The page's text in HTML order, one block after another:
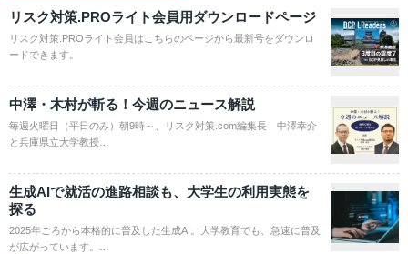
リスク対策.PROライト会員用ダウンロードページ
リスク対策.PROライト会員はこちらのページから最新号をダウンロ
ードできます。
中澤・木村が斬る！今週のニュース解説
毎週火曜日（平日のみ）朝9時～、リスク対策.com編集長 中澤幸介
と兵庫県立大学教授…
生成AIで就活の進路相談も、大学生の利用実態を
探る
2025年ごろから本格的に普及した生成AI。大学教育でも、急速に普及
が広がっています。…